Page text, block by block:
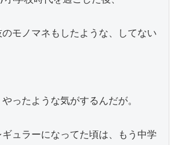
モノマネもしたような、してない
ったような気がするんだが。
ュラーになってた頃は、もう中学